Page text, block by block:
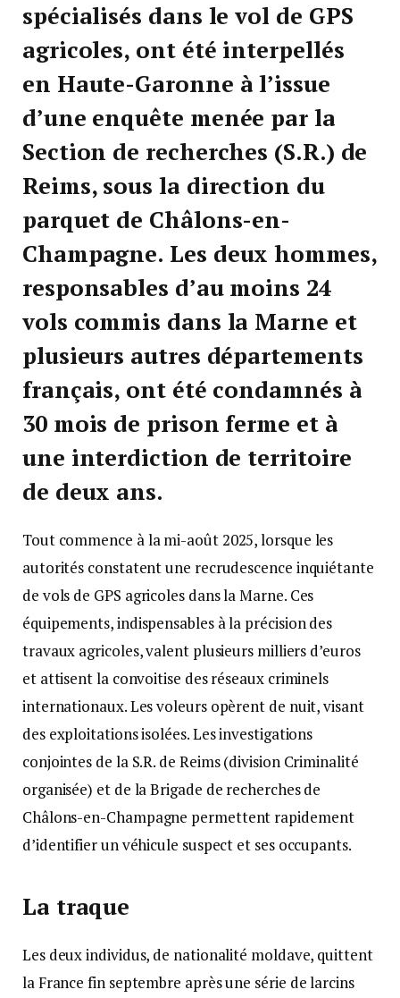
spécialisés dans le vol de GPS
agricoles, ont été interpellés
en Haute-Garonne à l’issue
d’une enquête menée par la
Section de recherches (S.R.) de
Reims, sous la direction du
parquet de Châlons-en-
Champagne. Les deux hommes,
responsables d’au moins 24
vols commis dans la Marne et
plusieurs autres départements
français, ont été condamnés à
30 mois de prison ferme et à
une interdiction de territoire
de deux ans.
Tout commence à la mi-août 2025, lorsque les
autorités constatent une recrudescence inquiétante
de vols de GPS agricoles dans la Marne. Ces
équipements, indispensables à la précision des
travaux agricoles, valent plusieurs milliers d’euros
et attisent la convoitise des réseaux criminels
internationaux. Les voleurs opèrent de nuit, visant
des exploitations isolées. Les investigations
conjointes de la S.R. de Reims (division Criminalité
organisée) et de la Brigade de recherches de
Châlons-en-Champagne permettent rapidement
d’identifier un véhicule suspect et ses occupants.
La traque
Les deux individus, de nationalité moldave, quittent
la France fin septembre après une série de larcins